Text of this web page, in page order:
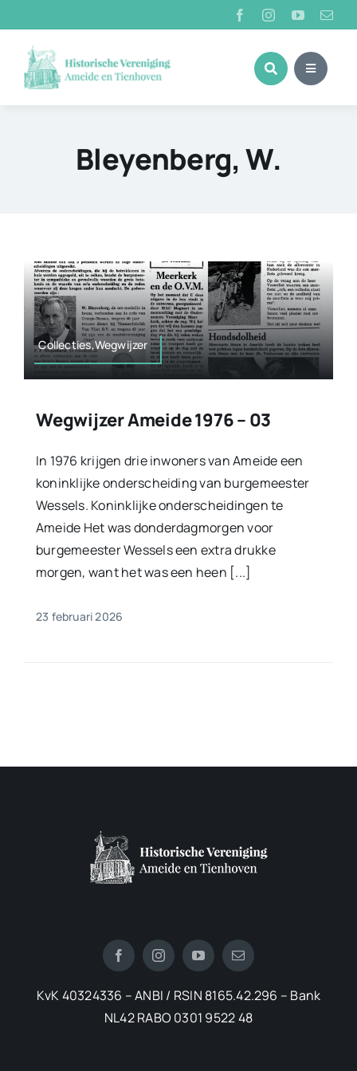
naar
inhoud
Bleyenberg, W.
Collecties,Wegwijzer
Wegwijzer Ameide 1976 – 03
In 1976 krijgen drie inwoners van Ameide een
koninklijke onderscheiding van burgemeester
Wessels. Koninklijke onderscheidingen te
Ameide Het was donderdagmorgen voor
burgemeester Wessels een extra drukke
morgen, want het was een heen [...]
23 februari 2026
KvK 40324336 – ANBI / RSIN 8165.42.296 – Bank
NL42 RABO 0301 9522 48